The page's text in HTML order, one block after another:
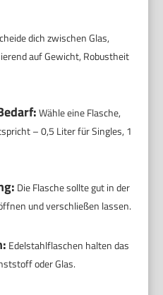
dich zwischen Glas,
auf Gewicht, Robustheit
Wähle eine Flasche,
– 0,5 Liter für Singles, 1
Die Flasche sollte gut in der
und verschließen lassen.
Edelstahlflaschen halten das
oder Glas.